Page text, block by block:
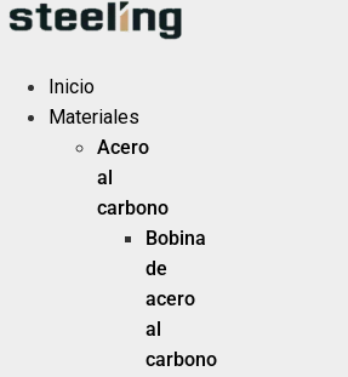
Ir
contenido
Inicio
Materiales
Acero
al
carbono
Bobina
de
acero
al
carbono